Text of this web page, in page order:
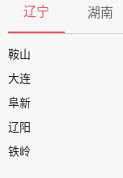
辽宁 湖南
鞍山
大连
阜新
辽阳
铁岭